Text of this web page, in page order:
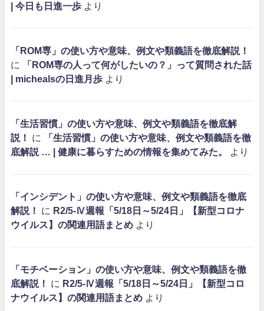
| 今日も日進一歩 より
「ROM専」の使い方や意味、例文や類義語を徹底解説！
に
「ROM専の人って何がしたいの？」って質問された話
| michealsの日進月歩 より
「生活習慣」の使い方や意味、例文や類義語を徹底解
説！
に
「生活習慣」の使い方や意味、例文や類義語を徹
底解説 … | 健康に暮らすための情報を集めてみた。
より
「インシデント」の使い方や意味、例文や類義語を徹底
解説！
に R2/5-Ⅳ週報「5/18日～5/24日」【新型コロナ
ウイルス】の関連用語まとめ より
「モチベーション」の使い方や意味、例文や類義語を徹
底解説！
に R2/5-Ⅳ週報「5/18日～5/24日」【新型コロ
ナウイルス】の関連用語まとめ より